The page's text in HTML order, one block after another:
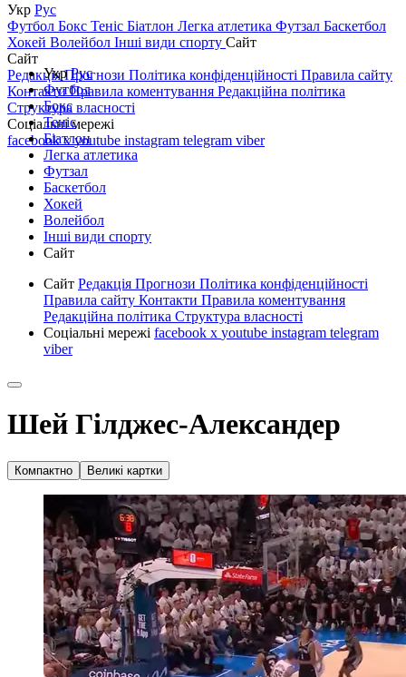
Укр Рус
Футбол Бокс Теніс Біатлон Легка атлетика Футзал Баскетбол
Хокей Волейбол Інші види спорту Сайт
Сайт
РедакціяПрогнози Політика конфіденційності Правила сайту
КонтактиПравила коментування Редакційна політика
Структура власності
Соціальні мережі
facebookxyoutube instagram telegram viber
УкрРус
Футбол
Бокс
Теніс
Біатлон
Легка атлетика
Футзал
Баскетбол
Хокей
Волейбол
Інші види спорту
Сайт
Сайт Редакція Прогнози Політика конфіденційності
Правила сайту Контакти Правила коментування
Редакційна політика Структура власності
Соціальні мережі facebook x youtube instagram telegram
viber
Шей Гілджес-Александер
Компактно Великі картки